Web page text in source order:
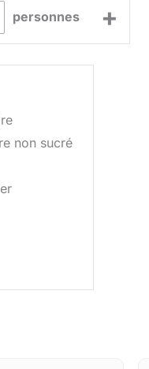
personnes +
non sucré